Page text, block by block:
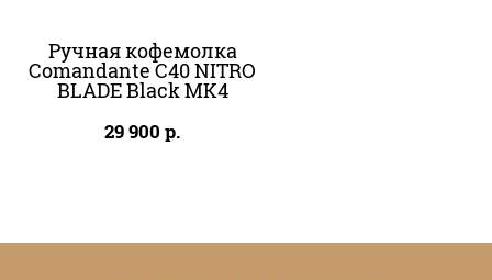
Ручная кофемолка
Comandante C40 NITRO
BLADE Black MK4
29 900 р.